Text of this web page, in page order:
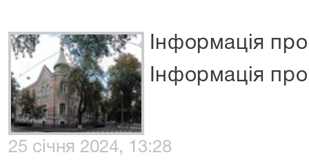
Інформація
Інформація
25 січня 2024, 13:28